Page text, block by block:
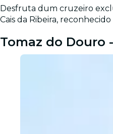
Desfruta dum cruzeiro
Cais da Ribeira,
Tomaz do Douro